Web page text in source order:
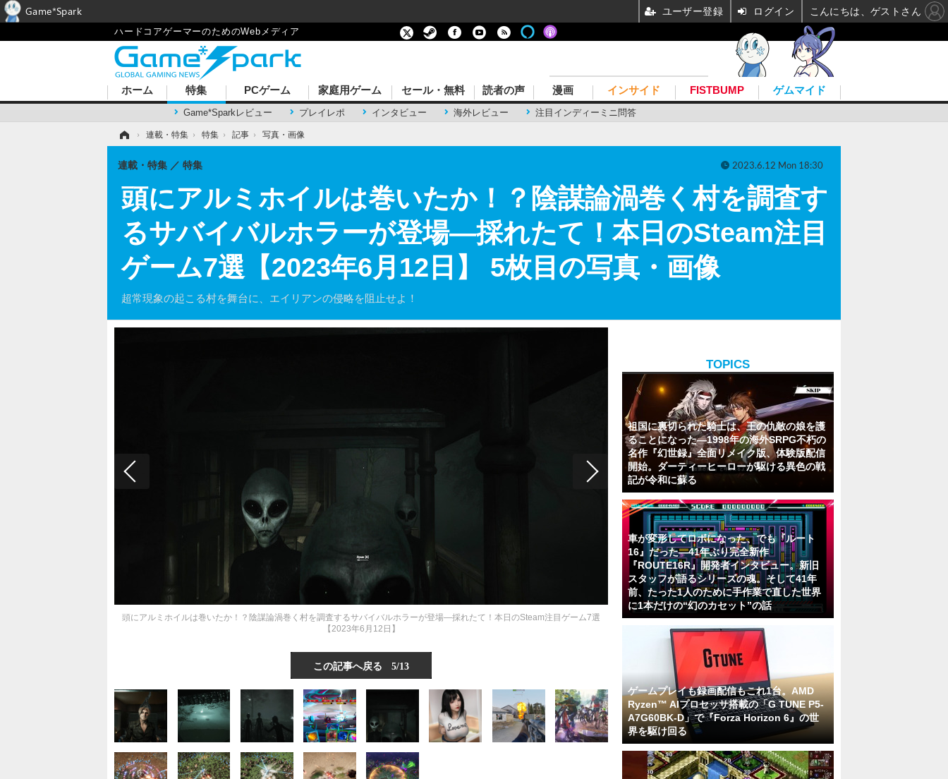
ハードコアゲーマーのためのWebメディア
ホーム 特集
Game*Sparkレビュー プレイレポ インタビュー 海外レビュー 注目インディーミニ問答
PCゲーム 家庭用ゲーム セール・無料 読者の声 漫画 インサイド FISTBUMP ゲムマイド
› 連載・特集 › 特集 › 記事 › 写真・画像
頭にアルミホイルは巻いたか！？陰謀論渦巻く村を調査す
るサバイバルホラーが登場―採れたて！本日のSteam注目
ゲーム7選【2023年6月12日】 5枚目の写真・画像
超常現象の起こる村を舞台に、エイリアンの侵略を阻止せよ！
連載・特集 特集 2023.6.12 Mon 18:30
頭にアルミホイルは巻いたか！？陰謀論渦巻く村を調査するサバイバルホラーが登場―採れたて！本日のSteam注目ゲーム7選
【2023年6月12日】
この記事へ戻る 5/13
TOPICS
祖国に裏切られた騎士は、王の仇敵の娘を護
ることになった―1998年の海外SRPG不朽の
名作『幻世録』全面リメイク版、体験版配信
開始。ダーティーヒーローが駆ける異色の戦
記が令和に蘇る
車が変形してロボになった、でも『ルート
16』だった―41年ぶり完全新作
『ROUTE16R』開発者インタビュー。新旧
スタッフが語るシリーズの魂。そして41年
前、たった1人のために手作業で直した世界
に1本だけの“幻のカセット”の話
ゲームプレイも録画配信もこれ1台。AMD
Ryzen™ AIプロセッサ搭載の「G TUNE P5-
A7G60BK-D」で『Forza Horizon 6』の世
界を駆け回る
Game*Spark ユーザー登録 ログイン こんにちは、ゲストさん